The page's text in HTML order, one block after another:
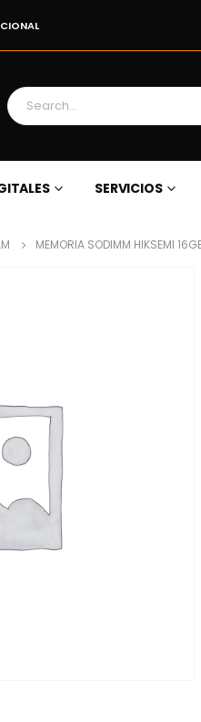
SERVICIOS
MEMORIA SODIMM HIKSEMI